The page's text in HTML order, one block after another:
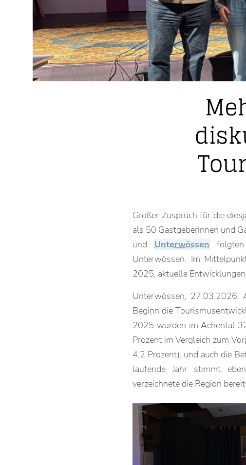
Großer Zuspruch für die
als 50 Gastgeberinnen und
und Unterwössen
Unterwössen. Im
2025, aktuelle
Unterwössen, 27.03.2026:
Beginn die
2025 wurden im Achental
Prozent im Vergleich zum
4,2 Prozent), und auch die
laufende Jahr stimmt
verzeichnete die Region